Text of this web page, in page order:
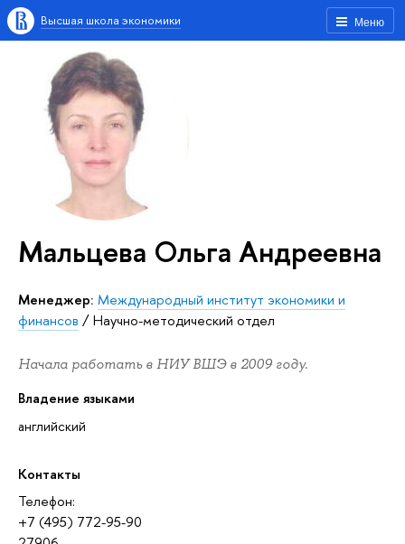
Меню
Высшая школа экономики
Мальцева Ольга Андреевна
Менеджер: Международный институт экономики и
финансов /Научно-методический отдел
Начала работать в НИУ ВШЭ в 2009 году.
Владение языками
английский
Контакты
Телефон:
+7 (495) 772-95-90